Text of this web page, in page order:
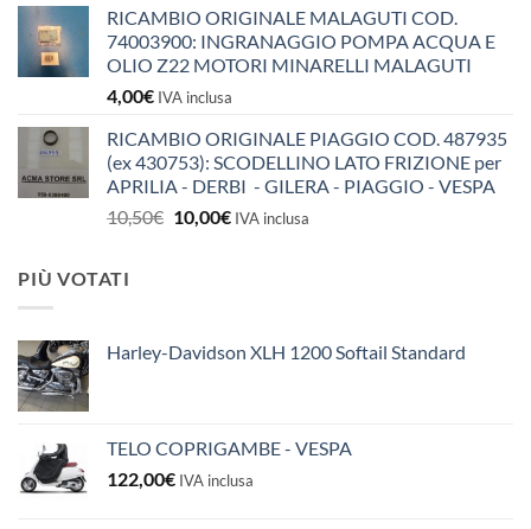
RICAMBIO ORIGINALE MALAGUTI COD.
74003900: INGRANAGGIO POMPA ACQUA E
OLIO Z22 MOTORI MINARELLI MALAGUTI
4,00€ IVA inclusa
RICAMBIO ORIGINALE PIAGGIO COD. 487935
(ex 430753): SCODELLINO LATO FRIZIONE per
APRILIA - DERBI - GILERA - PIAGGIO - VESPA
10,50€ Il
10,00€IlIVA inclusa
PIÙ VOTATI
Harley-Davidson XLH 1200 Softail Standard
TELO COPRIGAMBE - VESPA
122,00€ IVA inclusa